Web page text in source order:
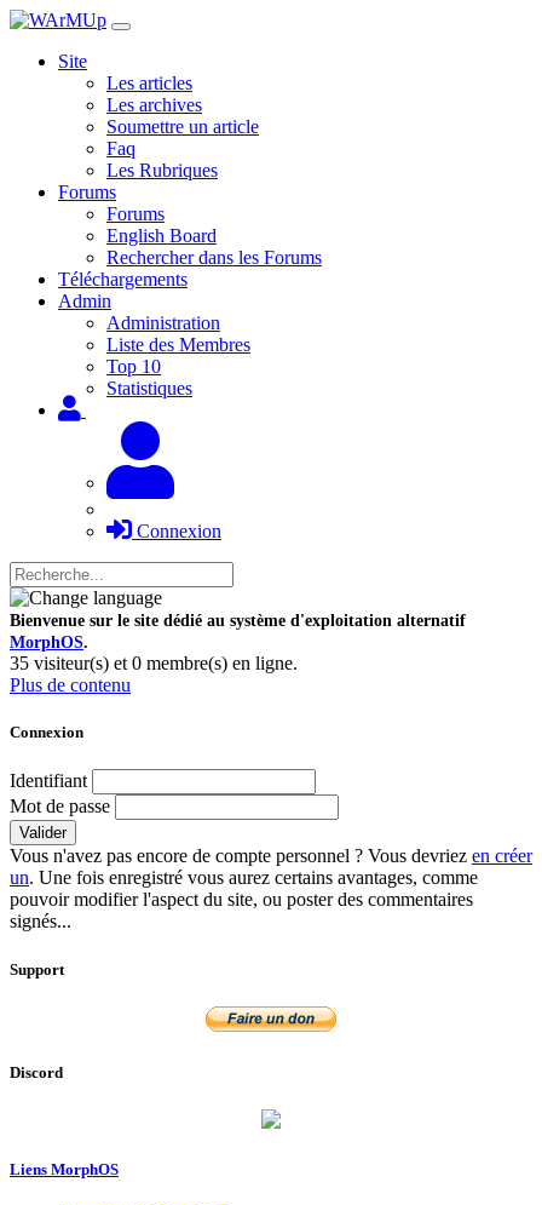
Site
Les articles
Les archives
Soumettre un article
Faq
Les Rubriques
Forums
Forums
English Board
Rechercher dans les Forums
Téléchargements
Admin
Administration
Liste des Membres
Top 10
Statistiques
Connexion
Bienvenue sur le site dédié au système d'exploitation alternatif
MorphOS.
35 visiteur(s) et 0 membre(s) en ligne.
Plus de contenu
Connexion
Identifiant
Mot de passe
Valider
Vous n'avez pas encore de compte personnel ? Vous devriez en créer
un. Une fois enregistré vous aurez certains avantages, comme
pouvoir modifier l'aspect du site, ou poster des commentaires
signés...
Support
Discord
Liens MorphOS